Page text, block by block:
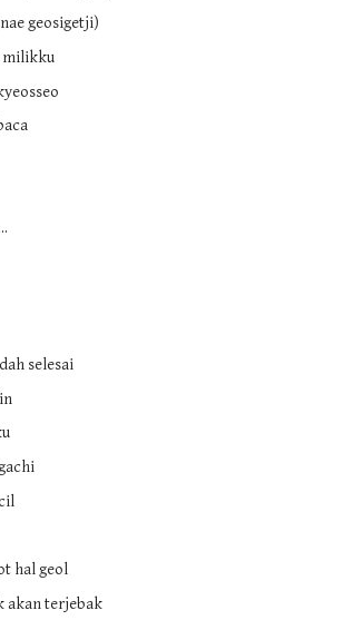
geosigetji)
milikku
selesai
hal geol
akan terjebak